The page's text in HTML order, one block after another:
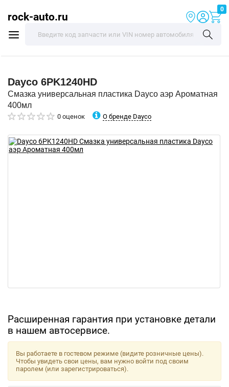
rock-auto.ru
0
Dayco 6PK1240HD
Смазка универсальная пластика Dayco аэр Ароматная
400мл
0 оценок О бренде Dayco
Расширенная гарантия при установке детали
в нашем автосервисе.
Вы работаете в гостевом режиме (видите розничные цены).
Чтобы увидеть свои цены, вам нужно войти под своим
паролем (или зарегистрироваться).